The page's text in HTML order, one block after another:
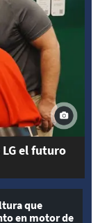
el futuro
que
en motor de